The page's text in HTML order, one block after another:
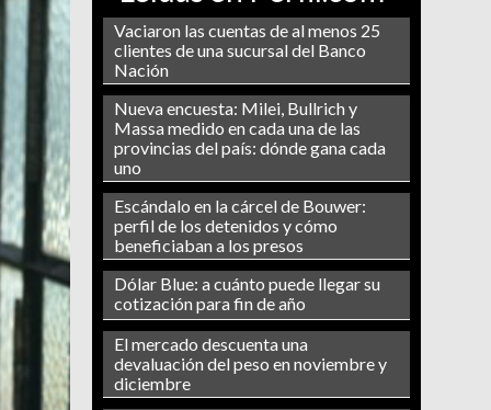
Vaciaron las cuentas de al menos 25
clientes de una sucursal del Banco
Nación
Nueva encuesta: Milei, Bullrich y
Massa medido en cada una de las
provincias del país: dónde gana cada
uno
Escándalo en la cárcel de Bouwer:
perfil de los detenidos y cómo
beneficiaban a los presos
Dólar Blue: a cuánto puede llegar su
cotización para fin de año
El mercado descuenta una
devaluación del peso en noviembre y
diciembre